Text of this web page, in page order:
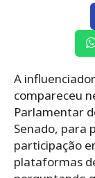
A
compareceu
Parlamentar
Senado, para
participação
plataformas